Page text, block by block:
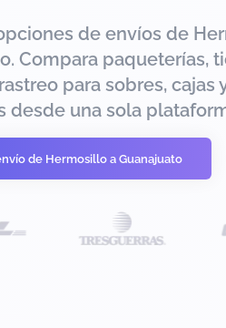
de envíos de
Compara paqueterías,
para sobres, cajas
desde una sola
de Hermosillo a Guanajuato